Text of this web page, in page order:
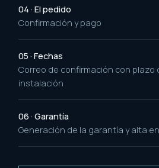
04 · El pedido
Confirmación y pago
05 · Fechas
Correo de confirmación con plazo
instalación
06 · Garantía
Generación de la garantía y alta